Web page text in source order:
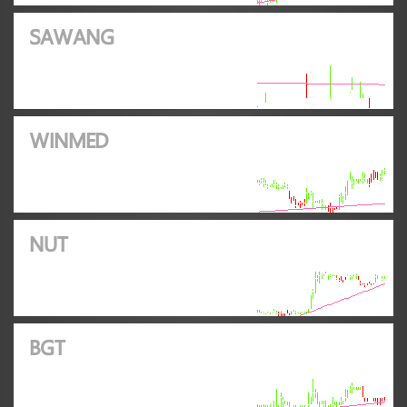
SAWANG
WINMED
NUT
BGT